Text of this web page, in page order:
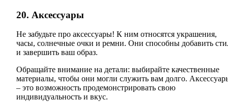
20. Аксессуары
Не забудьте про аксессуары! К ним относятся украшения,
часы, солнечные очки и ремни. Они способны добавить
и завершить ваш образ.
Обращайте внимание на детали: выбирайте качественные
материалы, чтобы они могли служить вам долго.
– это возможность продемонстрировать свою
индивидуальность и вкус.